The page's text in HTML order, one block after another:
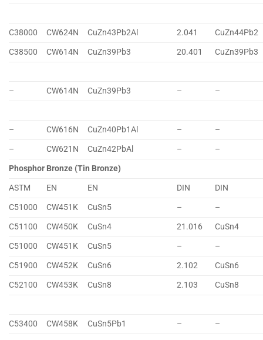
C38000 CW624N CuZn43Pb2Al 2.041
CuZn44Pb2
C38500
CW614N CuZn39Pb3 20.401 CuZn39Pb3
– CW614N CuZn39Pb3 – –
– CW616N CuZn40Pb1Al –
–
–
CW621N CuZn42PbAl –
–
Phosphor Bronze (Tin Bronze)
ASTM
EN EN DIN
DIN
C51000
CW451K CuSn5 –
–
C51100
CW450K CuSn4 21.016
CuSn4
C51000
CW451K CuSn5 –
–
C51900
CW452K CuSn6 2.102
CuSn6
C52100
CW453K CuSn8 2.103 CuSn8
C53400 CW458K CuSn5Pb1 – –